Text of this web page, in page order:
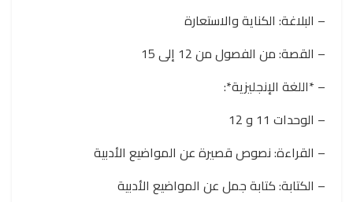
– البلاغة: الكناية والاستعارة
– القصة: من الفصول من 12 إلى 15
– *اللغة الإنجليزية*:
– الوحدات 11 و 12
– القراءة: نصوص قصيرة عن المواضيع الأدبية
– الكتابة: كتابة جمل عن المواضيع الأدبية